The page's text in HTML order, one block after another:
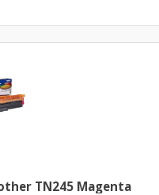
TN245 Magenta